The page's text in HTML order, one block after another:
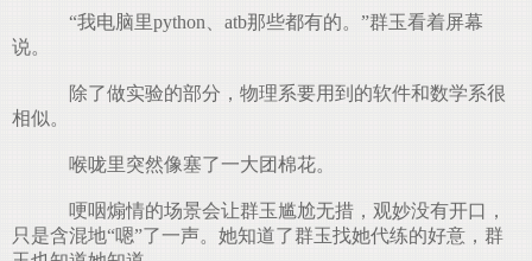
“我电脑里python、atb那些都有的。”群玉看着屏幕
说。
除了做实验的部分，物理系要用到的软件和数学系很
相似。
喉咙里突然像塞了一大团棉花。
哽咽煽情的场景会让群玉尴尬无措，观妙没有开口，
只是含混地“嗯”了一声。她知道了群玉找她代练的好意，群